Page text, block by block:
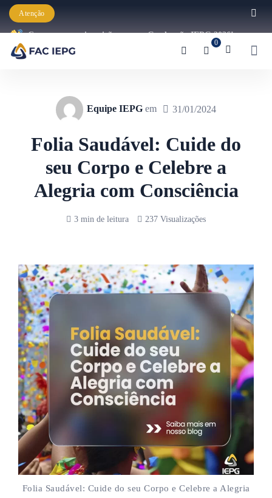
Atenção
Começaram as inscrições para a Graduação IEPG 2026!
0
Equipe IEPG em 31/01/2024
Folia Saudável: Cuide do
seu Corpo e Celebre a
Alegria com Consciência
3 min de leitura 237 Visualizações
Folia Saudável: Cuide do seu Corpo e Celebre a Alegria